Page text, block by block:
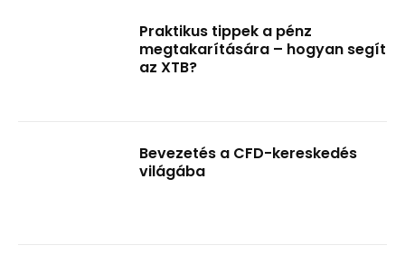
Praktikus tippek a pénz
megtakarítására – hogyan segít
az XTB?
Bevezetés a CFD-kereskedés
világába